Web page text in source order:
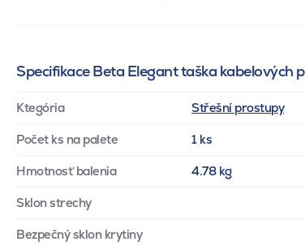
Specifikace Beta Elegant taška kabelových
Ktegória Střešní prostupy
Počet ks na palete 1 ks
Hmotnosť balenia 4.78 kg
Sklon strechy
Bezpečný sklon krytiny